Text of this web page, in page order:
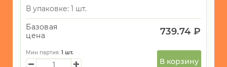
В упаковке: 1 шт.
Базовая
цена
739.74 ₽
Мин партия: 1 шт.
В корзину